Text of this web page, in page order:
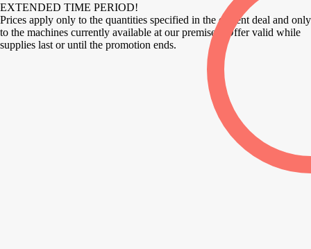
EXTENDED TIME PERIOD!
Prices apply only to the quantities specified in the current deal and only
to the machines currently available at our premises. Offer valid while
supplies last or until the promotion ends.